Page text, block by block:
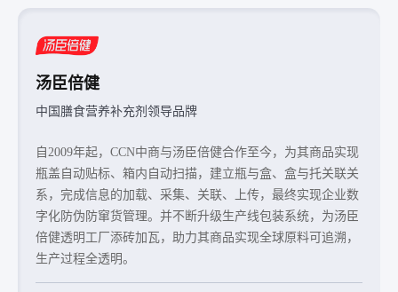
雪佛龙
全球领先的综合性能源公司
汤臣倍健
中国膳食营养补充剂领导品牌
自2009年起，CCN中商与汤臣倍健合作至今，为其商品实现
瓶盖自动贴标、箱内自动扫描，建立瓶与盒、盒与托关联关
系，完成信息的加载、采集、关联、上传， 最终实现企业数
字化防伪防窜货管理。并不断升级生产线包装系统，为汤臣
倍健透明工厂添砖加瓦，助力其商品实现全球原料可追溯，
生产过程全透明。
天味食品
中国复合调味品上市企业
劲牌
中国保健酒行业领导品牌